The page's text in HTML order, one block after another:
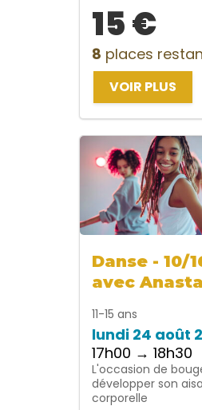
15 €
8 places
VOIR PLUS
Danse - 10/
avec
11-15 ans
lundi 24 août
17h00 → 18h30
L'occasion de
développer son
corporelle